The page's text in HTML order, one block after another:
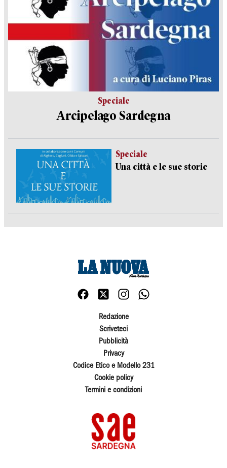
Speciale
Arcipelago Sardegna
Speciale
Una città e le sue storie
Redazione
Scriveteci
Pubblicità
Privacy
Codice Etico e Modello 231
Cookie policy
Termini e condizioni